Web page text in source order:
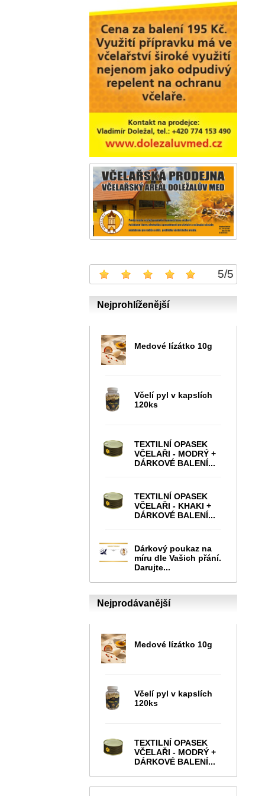
5/5
Nejprohlíženější
Medové lízátko 10g
Včelí pyl v kapslích
120ks
TEXTILNÍ OPASEK
VČELAŘI - MODRÝ +
DÁRKOVÉ BALENÍ...
TEXTILNÍ OPASEK
VČELAŘI - KHAKI +
DÁRKOVÉ BALENÍ...
Dárkový poukaz na
míru dle Vašich přání.
Darujte...
Nejprodávanější
Medové lízátko 10g
Včelí pyl v kapslích
120ks
TEXTILNÍ OPASEK
VČELAŘI - MODRÝ +
DÁRKOVÉ BALENÍ...